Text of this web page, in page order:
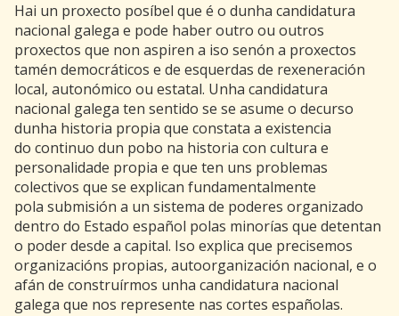
Hai un proxecto posíbel que é o dunha candidatura
nacional galega e pode haber outro ou outros
proxectos que non aspiren a iso senón a proxectos
tamén democráticos e de esquerdas de rexeneración
local, autonómico ou estatal. Unha candidatura
nacional galega ten sentido se se asume o decurso
dunha historia propia que constata a existencia
do continuo dun pobo na historia con cultura e
personalidade propia e que ten uns problemas
colectivos que se explican fundamentalmente
pola submisión a un sistema de poderes organizado
dentro do Estado español polas minorías que detentan
o poder desde a capital. Iso explica que precisemos
organizacións propias, autoorganización nacional, e o
afán de construírmos unha candidatura nacional
galega que nos represente nas cortes españolas.